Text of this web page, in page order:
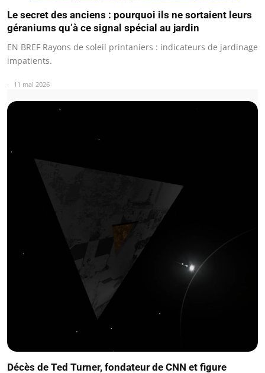
Le secret des anciens : pourquoi ils ne sortaient leurs
géraniums qu’à ce signal spécial au jardin
EN BREF Rayons de soleil printaniers : indicateurs de jardinage
impatients.
11 mai 2026
Décès de Ted Turner, fondateur de CNN et figure